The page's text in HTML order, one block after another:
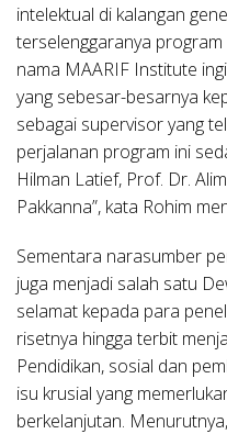
intelektual di kalangan
terselenggaranya
nama MAARIF Institute
yang sebesar-besarnya
sebagai supervisor yang
perjalanan program ini
Hilman Latief, Prof. Dr.
Pakkanna”, kata Rohim
Sementara narasumber
juga menjadi salah satu
selamat kepada para
risetnya hingga terbit
Pendidikan, sosial dan
isu krusial yang
berkelanjutan.